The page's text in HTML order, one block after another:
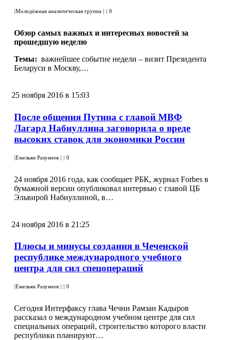
|Молодёжная аналитическая группа | | 0
Обзор самых важных и интересных новостей за
прошедшую неделю
Темы: важнейшее событие недели – визит Президента
Беларуси в Москву,…
25 ноября 2016 в 15:03
После общения Путина с главой МВФ
Лагард Набиуллина заговорила о вреде
высоких ставок для экономики России
|Емельян Разумеев | | 0
24 ноября 2016 года, как сообщает РБК, журнал Forbes в
бумажной версии опубликовал интервью с главой ЦБ
Эльвирой Набиуллиной, в…
24 ноября 2016 в 21:25
Плюсы и минусы создания в Чеченской
республике международного учебного
центра для сил спецопераций
|Емельян Разумеев | | 0
Сегодня Интерфаксу глава Чечни Рамзан Кадыров
рассказал о международном учебном центре для сил
специальных операций, строительство которого власти
республики планируют…